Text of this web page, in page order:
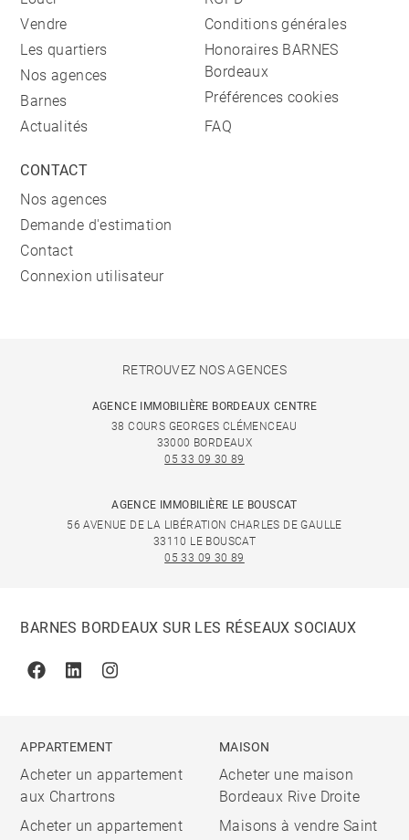
Vendre
Les quartiers
Nos agences
Barnes
Actualités
Conditions générales
Honoraires BARNES
Bordeaux
Préférences cookies
FAQ
CONTACT
Nos agences
Demande d'estimation
Contact
Connexion utilisateur
RETROUVEZ NOS AGENCES
AGENCE IMMOBILIÈRE BORDEAUX CENTRE
38 COURS GEORGES CLÉMENCEAU
33000 BORDEAUX
05 33 09 30 89
AGENCE IMMOBILIÈRE LE BOUSCAT
56 AVENUE DE LA LIBÉRATION CHARLES DE GAULLE
33110 LE BOUSCAT
05 33 09 30 89
BARNES BORDEAUX SUR LES RÉSEAUX SOCIAUX
FacebookLinkedinInstagram
APPARTEMENT
Acheter un appartement
aux Chartrons
Acheter un appartement
MAISON
Acheter une maison
Bordeaux Rive Droite
Maisons à vendre Saint